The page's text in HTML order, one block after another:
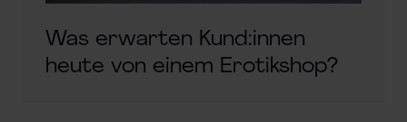
Was erwarten Kund:innen
heute von einem Erotikshop?